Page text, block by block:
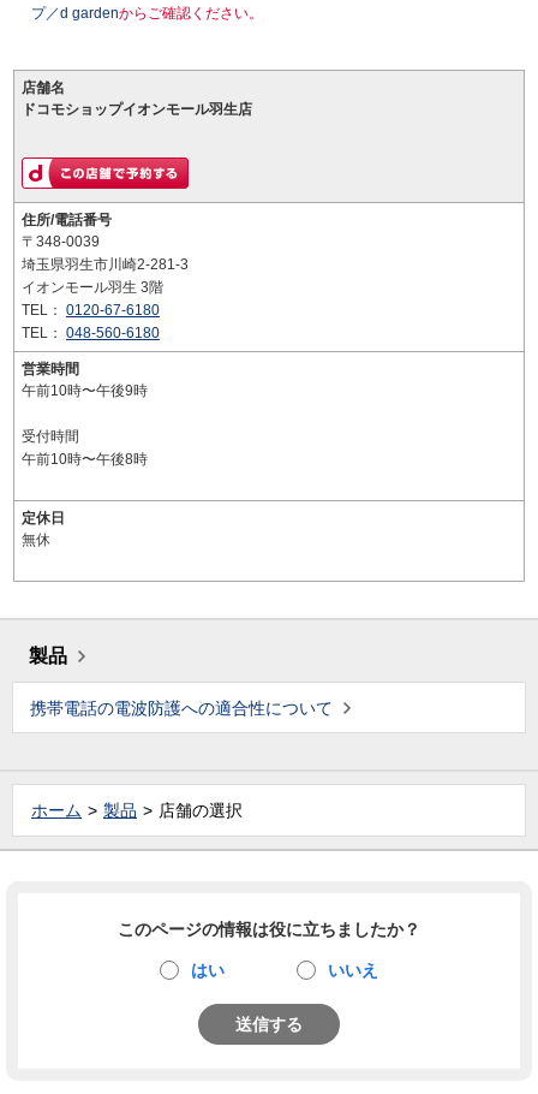
プ／d gardenからご確認ください。
店舗名
ドコモショップイオンモール羽生店
住所/電話番号
〒348-0039
埼玉県羽生市川崎2-281-3
イオンモール羽生 3階
TEL： 0120-67-6180
TEL： 048-560-6180
営業時間
午前10時〜午後9時
受付時間
午前10時〜午後8時
定休日
無休
製品
携帯電話の電波防護への適合性について
ホーム 製品 店舗の選択
このページの情報は役に立ちましたか？
はい いいえ
送信する